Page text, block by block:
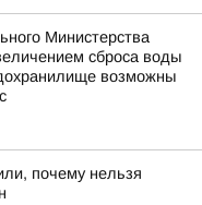
Министерства
сброса воды
возможны
почему нельзя